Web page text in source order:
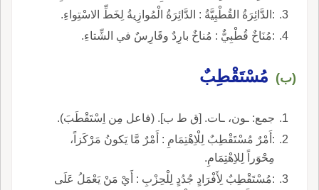
:الدَّائِرَةُ القُطْبِيَّةُ : الدَّائِرَةُ الْمُوازِيةُ لِخَطِّ الاسْتِواءِ.
:مُنَاخٌ قُطْبِيٌّ : مُناخٌ بارِدٌ وقَارِسٌ في الشِّتاءِ.
(ب) مُسْتَقْطِبٌ
جمع: ـون، ـات. [ق ط ب]. (فاعل مِن اِسْتَقْطَبَ).
:أَمْرٌ مُسْتَقْطِبٌ لِلْاِهْتِمَامِ : أَمْرٌ مَّا يَكونُ مَرْكَزاً،
مِحْوَراً لِلاِهْتِمَامِ.
:مُسْتَقْطِبٌ لِأَفْرَادٍ جُدُدٍ لِلْحِزْبِ : أَيْ مَنْ يَعْمَلُ عَلَى